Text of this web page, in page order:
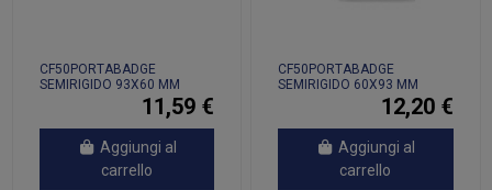
CF50PORTABADGE
SEMIRIGIDO 93X60 MM
11,59 €
Aggiungi al
carrello
CF50PORTABADGE
SEMIRIGIDO 60X93 MM
12,20 €
Aggiungi al
carrello